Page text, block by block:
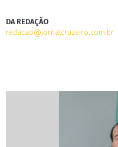
DA REDAÇÃO
redacao@jornalcruzeiro.com.br